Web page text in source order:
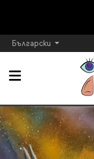
Български